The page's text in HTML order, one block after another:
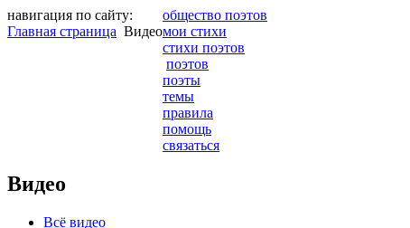
навигация по сайту:
Главная страница Видео
общество поэтов
мои стихи
стихи поэтов
поэтов
поэты
темы
правила
помощь
связаться
Видео
Всё видео